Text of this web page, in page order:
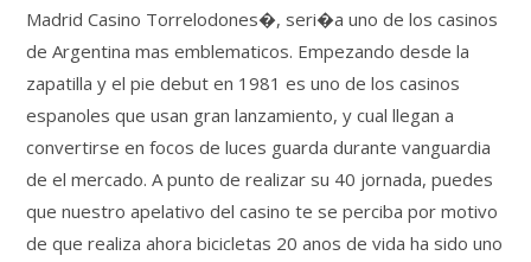
Madrid Casino Torrelodones�, seri�a uno de los casinos
de Argentina mas emblematicos. Empezando desde la
zapatilla y el pie debut en 1981 es uno de los casinos
espanoles que usan gran lanzamiento, y cual llegan a
convertirse en focos de luces guarda durante vanguardia
de el mercado. A punto de realizar su 40 jornada, puedes
que nuestro apelativo del casino te se perciba por motivo
de que realiza ahora bicicletas 20 anos de vida ha sido uno